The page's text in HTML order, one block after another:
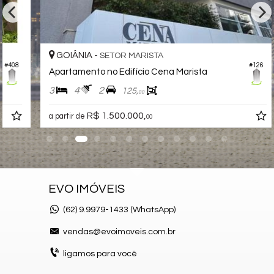
Sala de Jogos
Salão de Festas
Piscina
Espaço Gourmet
Espaço Fitness
Playground
Brinquedoteca
Bicicletário
Depósito
Pet Place
Coworking
Mini Mercado
Hall Decorado e Mobiliado
Endereço:
Setor Marista
GOIÂNIA -SETOR MARISTA
Apartamento no Edifício Cena Marista
3 4 2 125, 00
a partir deR$ 1.500.000,00
EVO IMÓVEIS
(62) 9.9979-1433 (WhatsApp)
vendas@evoimoveis.com.br
ligamos para você